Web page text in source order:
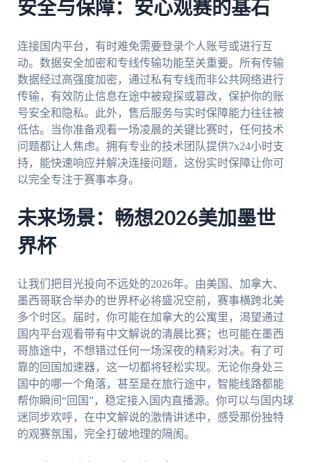
安全与保障：安心观赛的基石
连接国内平台，有时难免需要登录个人账号或进行互
动。数据安全加密和专线传输功能至关重要。所有传输
数据经过高强度加密，通过私有专线而非公共网络进行
传输，有效防止信息在途中被窥探或篡改，保护你的账
号安全和隐私。此外，售后服务与实时保障能力往往被
低估。当你准备观看一场凌晨的关键比赛时，任何技术
问题都让人焦虑。拥有专业的技术团队提供7x24小时支
持，能快速响应并解决连接问题，这份实时保障让你可
以完全专注于赛事本身。
未来场景：畅想2026美加墨世
界杯
让我们把目光投向不远处的2026年。由美国、加拿大、
墨西哥联合举办的世界杯必将盛况空前，赛事横跨北美
多个时区。届时，你可能在加拿大的公寓里，渴望通过
国内平台观看带有中文解说的清晨比赛；也可能在墨西
哥旅途中，不想错过任何一场深夜的精彩对决。有了可
靠的回国加速器，这一切都将轻松实现。无论你身处三
国中的哪一个角落，甚至是在旅行途中，智能线路都能
帮你瞬间“回国”，稳定接入国内直播源。你可以与国内球
迷同步欢呼，在中文解说的激情讲述中，感受那份独特
的观赛氛围，完全打破地理的隔阂。